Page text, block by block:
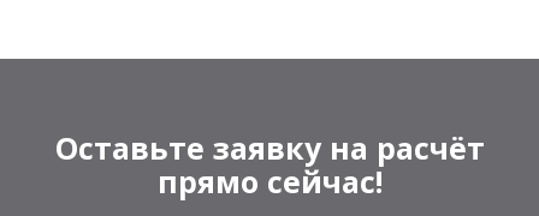
Оставьте заявку на расчёт
прямо сейчас!